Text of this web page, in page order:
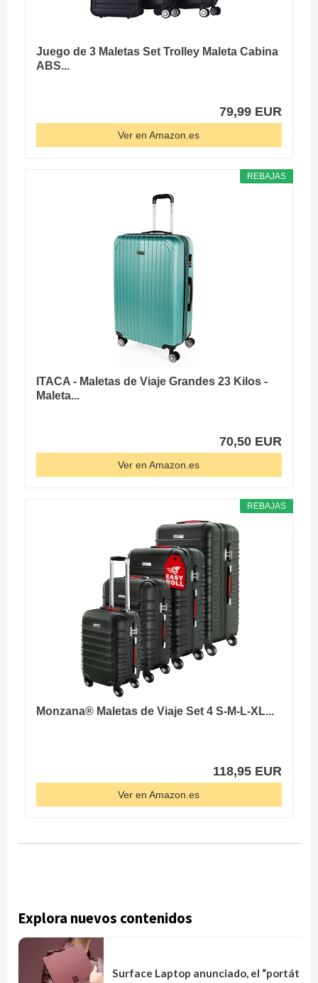
Juego de 3 Maletas Set Trolley Maleta Cabina
ABS...
79,99 EUR
Ver en Amazon.es
REBAJAS
ITACA - Maletas de Viaje Grandes 23 Kilos -
Maleta...
70,50 EUR
Ver en Amazon.es
REBAJAS
Monzana® Maletas de Viaje Set 4 S-M-L-XL...
118,95 EUR
Ver en Amazon.es
Explora nuevos contenidos
Surface Laptop anunciado, el “portátil